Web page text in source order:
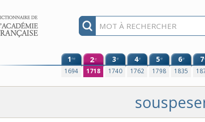
contenu
1re
1694
2e
1718
3e
1740
4e
1762
5e
1798
6e
1835
7